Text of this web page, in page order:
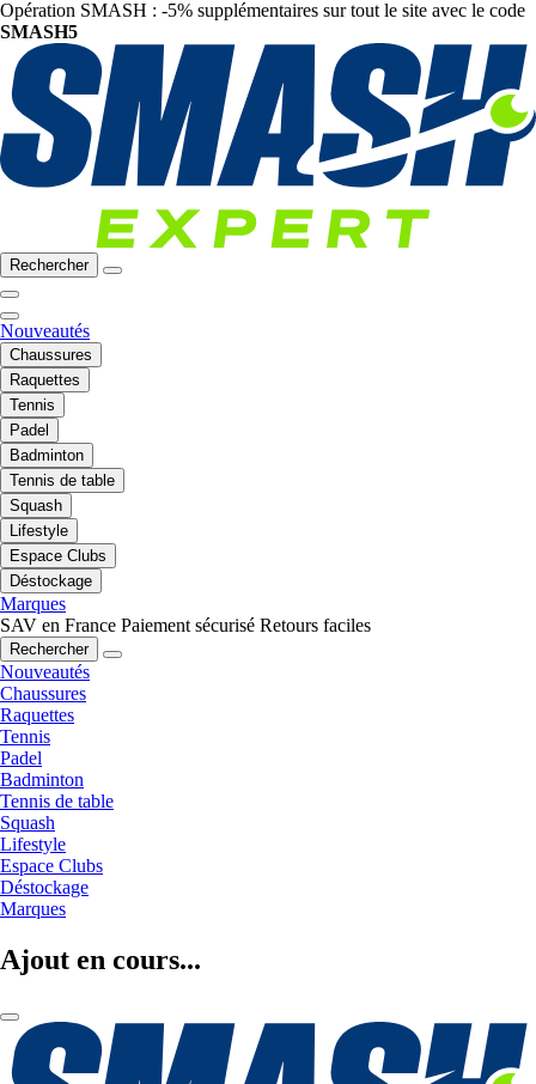
Opération SMASH : -5% supplémentaires sur tout le site avec le code
SMASH5
Rechercher
Nouveautés
Chaussures
Raquettes
Tennis
Padel
Badminton
Tennis de table
Squash
Lifestyle
Espace Clubs
Déstockage
Marques
SAV en France Paiement sécurisé Retours faciles
Rechercher
Nouveautés
Chaussures
Raquettes
Tennis
Padel
Badminton
Tennis de table
Squash
Lifestyle
Espace Clubs
Déstockage
Marques
Ajout en cours...